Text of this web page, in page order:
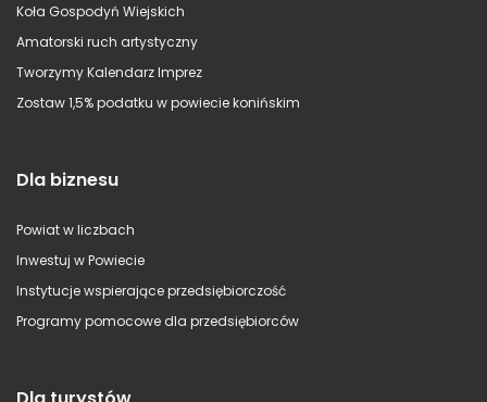
Koła Gospodyń Wiejskich
Amatorski ruch artystyczny
Tworzymy Kalendarz Imprez
Zostaw 1,5% podatku w powiecie konińskim
Dla biznesu
Powiat w liczbach
Inwestuj w Powiecie
Instytucje wspierające przedsiębiorczość
Programy pomocowe dla przedsiębiorców